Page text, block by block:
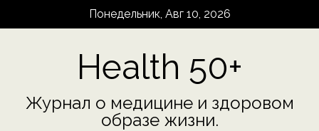
Понедельник, Авг 10, 2026
Health 50+
Журнал о медицине и здоровом
образе жизни.